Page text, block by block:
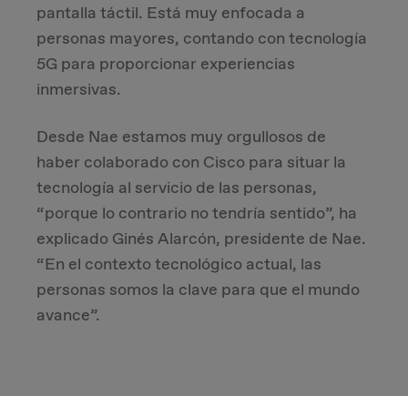
pantalla táctil. Está muy enfocada a
personas mayores, contando con tecnología
5G para proporcionar experiencias
inmersivas.
Desde Nae estamos muy orgullosos de
haber colaborado con Cisco para situar la
tecnología al servicio de las personas,
“porque lo contrario no tendría sentido”, ha
explicado Ginés Alarcón, presidente de Nae.
“En el contexto tecnológico actual, las
personas somos la clave para que el mundo
avance”.